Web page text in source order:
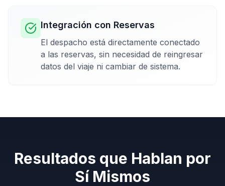
Integración con Reservas
El despacho está directamente conectado
a las reservas, sin necesidad de reingresar
datos del viaje ni cambiar de sistema.
Resultados que Hablan por
Sí Mismos